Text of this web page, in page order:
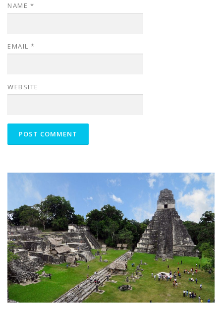
NAME *
EMAIL *
WEBSITE